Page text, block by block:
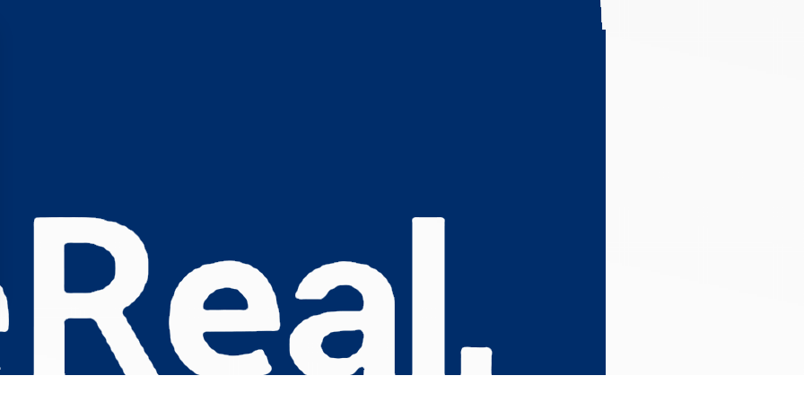
de confidentialité, en garantissant la conformité avec les réglementations. Personnalisez vos préférences pour